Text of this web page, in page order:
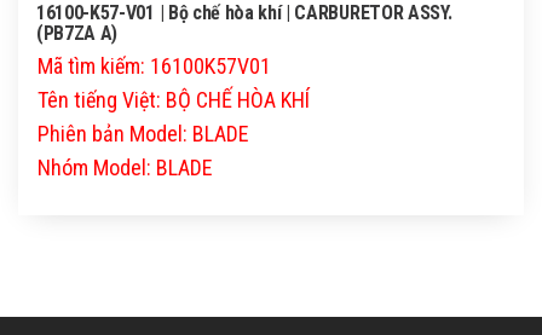
16100-K57-V01 | Bộ chế hòa khí | CARBURETOR ASSY.
(PB7ZA A)
Mã tìm kiếm: 16100K57V01
Tên tiếng Việt: BỘ CHẾ HÒA KHÍ
Phiên bản Model: BLADE
Nhóm Model: BLADE